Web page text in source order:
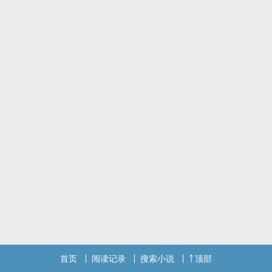
首页 阅读记录 搜索小说 顶部